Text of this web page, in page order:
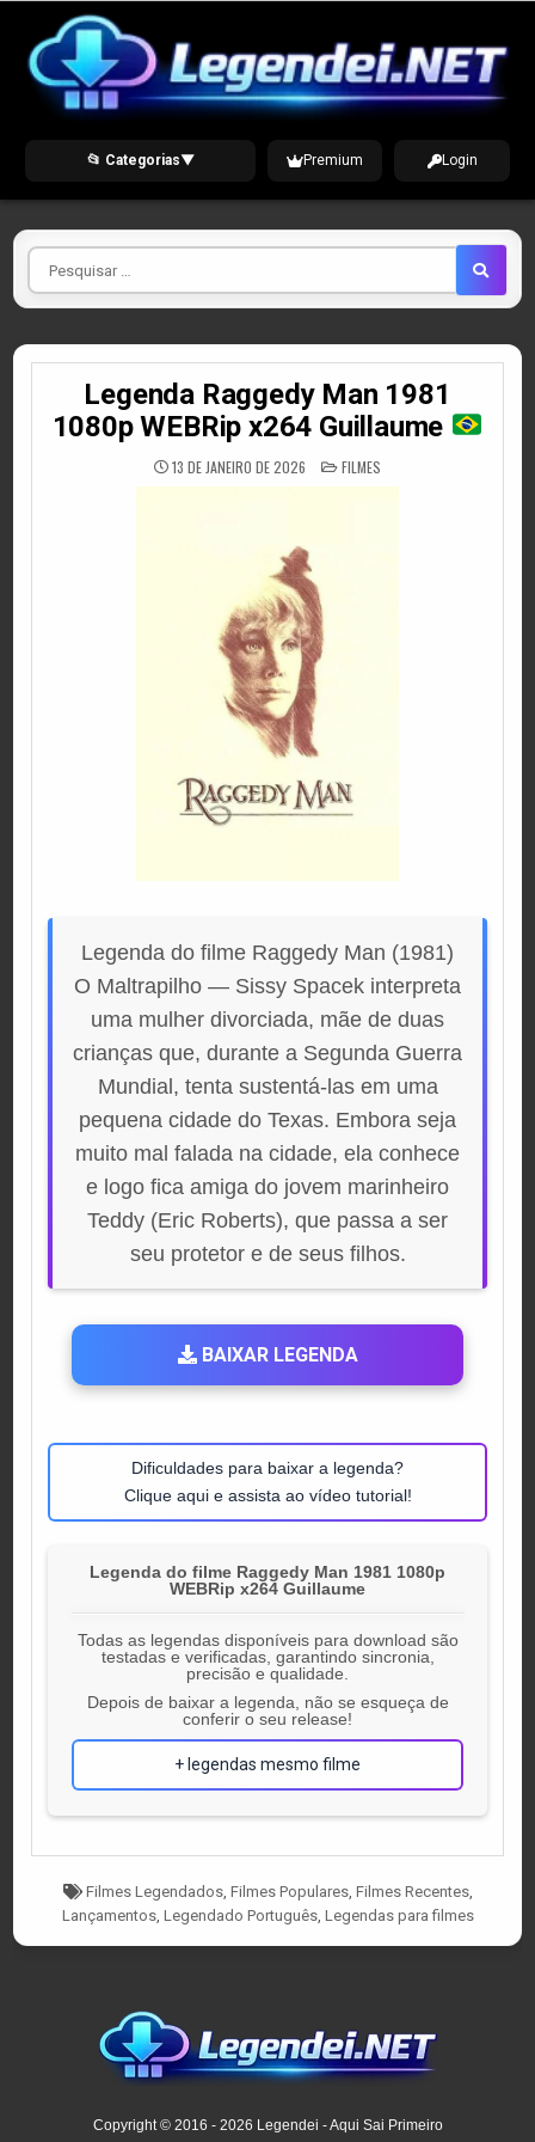
content
📂 Categorias▼ Premium Login
Pesquisar
por
Legenda Raggedy Man 1981
1080p WEBRip x264 Guillaume
13 DE JANEIRO DE 2026 POSTED
IN
FILMES
Legenda do filme Raggedy Man (1981)
O Maltrapilho — Sissy Spacek interpreta
uma mulher divorciada, mãe de duas
crianças que, durante a Segunda Guerra
Mundial, tenta sustentá-las em uma
pequena cidade do Texas. Embora seja
muito mal falada na cidade, ela conhece
e logo fica amiga do jovem marinheiro
Teddy (Eric Roberts), que passa a ser
seu protetor e de seus filhos.
BAIXAR LEGENDA
Dificuldades para baixar a legenda?
Clique aqui e assista ao vídeo tutorial!
Legenda do filme Raggedy Man 1981 1080p
WEBRip x264 Guillaume
Todas as legendas disponíveis para download são
testadas e verificadas, garantindo sincronia,
precisão e qualidade.
Depois de baixar a legenda, não se esqueça de
conferir o seu release!
+ legendas mesmo filme
Tagged
Filmes Legendados, Filmes Populares, Filmes Recentes,
Lançamentos, Legendado Português, Legendas para filmes
Copyright © 2016 - 2026 Legendei - Aqui Sai Primeiro